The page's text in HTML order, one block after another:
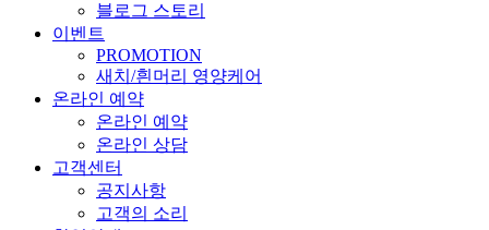
블로그 스토리
이벤트
PROMOTION
새치/흰머리 영양케어
온라인 예약
온라인 예약
온라인 상담
고객센터
공지사항
고객의 소리